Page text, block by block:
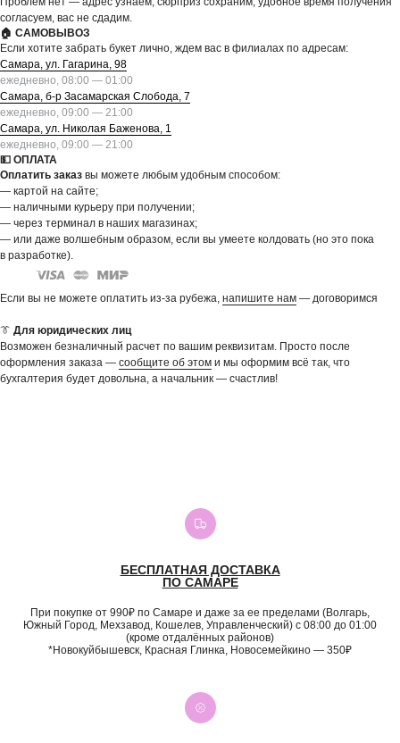
согласуем, вас не сдадим.
🏠 САМОВЫВОЗ
Если хотите забрать букет лично, ждем вас в филиалах по адресам:
Самара, ул. Гагарина, 98
ежедневно, 08:00 — 01:00
Самара, б-р Засамарская Слобода, 7
ежедневно, 09:00 — 21:00
Самара, ул. Николая Баженова, 1
ежедневно, 09:00 — 21:00
💵 ОПЛАТА
Оплатить заказ вы можете любым удобным способом:
— картой на сайте;
— наличными курьеру при получении;
— через терминал в наших магазинах;
— или даже волшебным образом, если вы умеете колдовать (но это пока
в разработке).
Если вы не можете оплатить из-за рубежа, напишите нам — договоримся
👔 Для юридических лиц
Возможен безналичный расчет по вашим реквизитам. Просто после
оформления заказа — сообщите об этом и мы оформим всё так, что
бухгалтерия будет довольна, а начальник — счастлив!
БЕСПЛАТНАЯ ДОСТАВКА
ПО САМАРЕ
При покупке от 990₽ по Самаре и даже за ее пределами (Волгарь,
Южный Город, Мехзавод, Кошелев, Управленческий) с 08:00 до 01:00
(кроме отдалённых районов)
*Новокуйбышевск, Красная Глинка, Новосемейкино — 350₽